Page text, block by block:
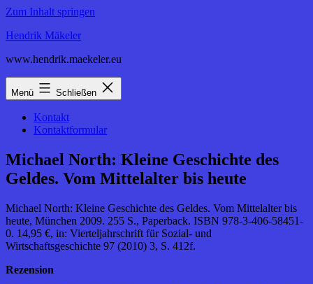
Zum Inhalt springen
Hendrik Mäkeler
www.hendrik.maekeler.eu
Menü Schließen
Kontakt
Kontaktformular
Michael North: Kleine Geschichte des
Geldes. Vom Mittelalter bis heute
Michael North: Kleine Geschichte des Geldes. Vom Mittelalter bis
heute, München 2009. 255 S., Paperback. ISBN 978-3-406-58451-
0. 14,95 €, in: Vierteljahrschrift für Sozial- und
Wirtschaftsgeschichte 97 (2010) 3, S. 412f.
Rezension